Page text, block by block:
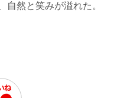
自然と笑みが溢れた。